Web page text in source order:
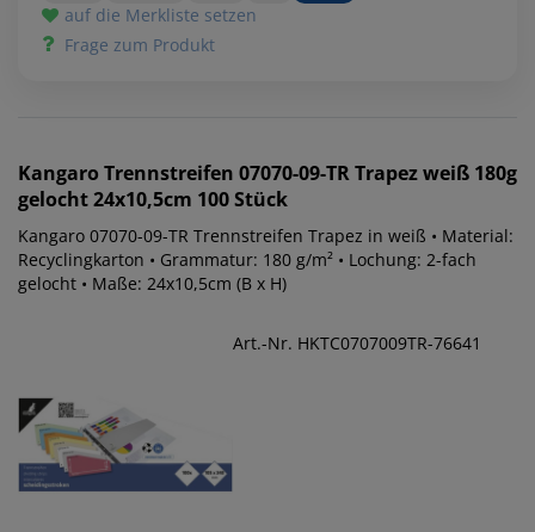
auf die Merkliste setzen
Frage zum Produkt
Kangaro Trennstreifen 07070-09-TR Trapez weiß 180g
gelocht 24x10,5cm 100 Stück
Kangaro 07070-09-TR Trennstreifen Trapez in weiß • Material:
Recyclingkarton • Grammatur: 180 g/m² • Lochung: 2-fach
gelocht • Maße: 24x10,5cm (B x H)
Art.-Nr. HKTC0707009TR-76641